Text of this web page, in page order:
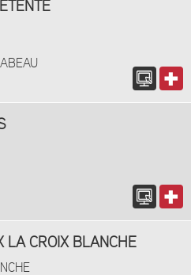
LA CROIX BLANCHE